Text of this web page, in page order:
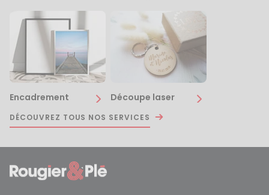
Encadrement Découpe laser
DÉCOUVREZ TOUS NOS SERVICES